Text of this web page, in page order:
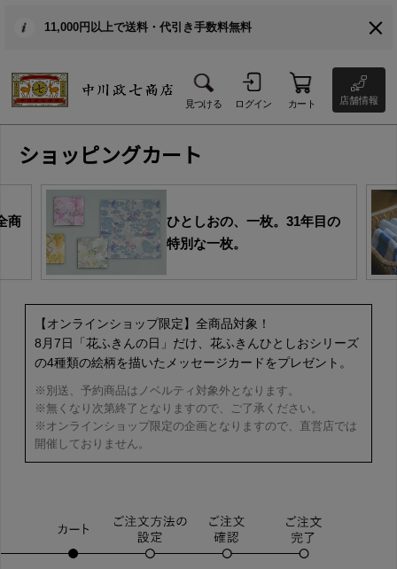
11,000円以上で送料・代引き手数料無料
見つける ログイン カート 店舗情報
ショッピングカート
商
ひとしおの、一枚。31年目の
特別な一枚。
【オンラインショップ限定】全商品対象！
8月7日「花ふきんの日」だけ、花ふきんひとしおシリーズ
の4種類の絵柄を描いたメッセージカードをプレゼント。
※別送、予約商品はノベルティ対象外となります。
※無くなり次第終了となりますので、ご了承ください。
※オンラインショップ限定の企画となりますので、直営店では
開催しておりません。